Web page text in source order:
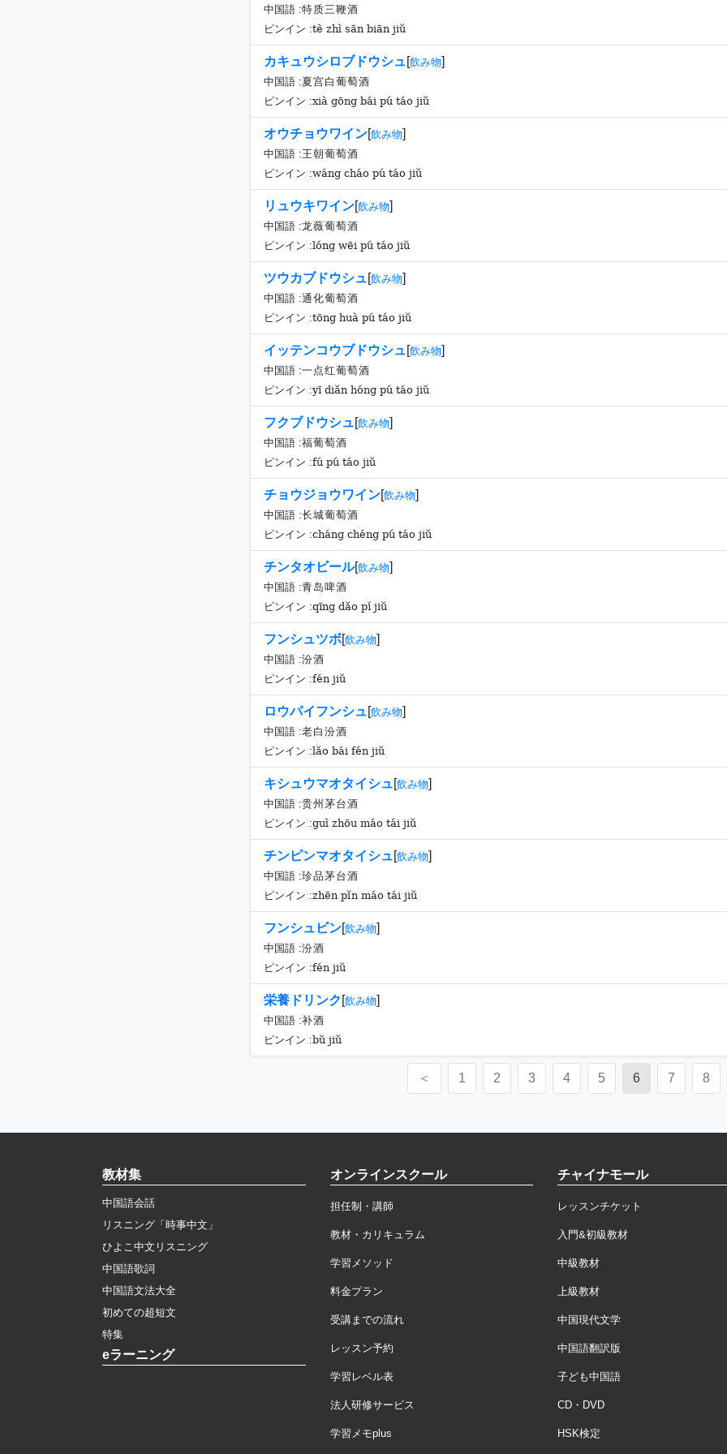
中国語 :特质三鞭酒
ピンイン :tè zhì sān biān jiǔ
カキュウシロブドウシュ[飲み物]
中国語 :夏宫白葡萄酒
ピンイン :xià gōng bái pú táo jiǔ
オウチョウワイン[飲み物]
中国語 :王朝葡萄酒
ピンイン :wáng cháo pú táo jiǔ
リュウキワイン[飲み物]
中国語 :龙薇葡萄酒
ピンイン :lóng wēi pú táo jiǔ
ツウカブドウシュ[飲み物]
中国語 :通化葡萄酒
ピンイン :tōng huà pú táo jiǔ
イッテンコウブドウシュ[飲み物]
中国語 :一点红葡萄酒
ピンイン :yī diǎn hóng pú táo jiǔ
フクブドウシュ[飲み物]
中国語 :福葡萄酒
ピンイン :fú pú táo jiǔ
チョウジョウワイン[飲み物]
中国語 :长城葡萄酒
ピンイン :cháng chéng pú táo jiǔ
チンタオビール[飲み物]
中国語 :青岛啤酒
ピンイン :qīng dǎo pí jiǔ
フンシュツボ[飲み物]
中国語 :汾酒
ピンイン :fén jiǔ
ロウパイフンシュ[飲み物]
中国語 :老白汾酒
ピンイン :lǎo bái fén jiǔ
キシュウマオタイシュ[飲み物]
中国語 :贵州茅台酒
ピンイン :guì zhōu máo tái jiǔ
チンピンマオタイシュ[飲み物]
中国語 :珍品茅台酒
ピンイン :zhēn pǐn máo tái jiǔ
フンシュビン[飲み物]
中国語 :汾酒
ピンイン :fén jiǔ
栄養ドリンク [飲み物]
中国語 :补酒
ピンイン :bǔ jiǔ
＜ 1 2 3 4 5 6 7 8
教材集
中国語会話
リスニング「時事中文」
ひよこ中文リスニング
中国語歌詞
中国語文法大全
初めての超短文
特集
eラーニング
オンラインスクール
担任制・講師
教材・カリキュラム
学習メソッド
料金プラン
受講までの流れ
レッスン予約
学習レベル表
法人研修サービス
学習メモplus
チャイナモール
レッスンチケット
入門&初級教材
中級教材
上級教材
中国現代文学
中国語翻訳版
子ども中国語
CD・DVD
HSK検定